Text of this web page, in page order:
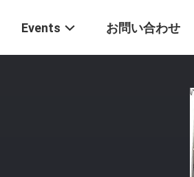
Events お問い合わせ